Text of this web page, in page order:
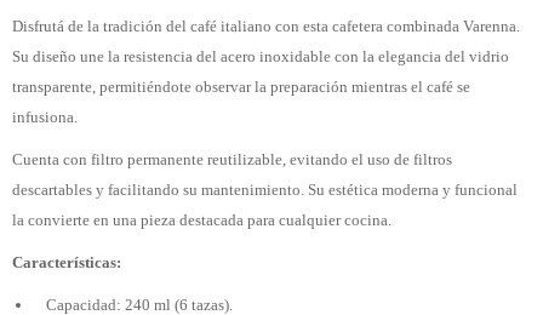
Disfrutá de la tradición del café italiano con esta cafetera combinada Varenna.
Su diseño une la resistencia del acero inoxidable con la elegancia del vidrio
transparente, permitiéndote observar la preparación mientras el café se
infusiona.
Cuenta con filtro permanente reutilizable, evitando el uso de filtros
descartables y facilitando su mantenimiento. Su estética moderna y funcional
la convierte en una pieza destacada para cualquier cocina.
Características:
Capacidad: 240 ml (6 tazas).